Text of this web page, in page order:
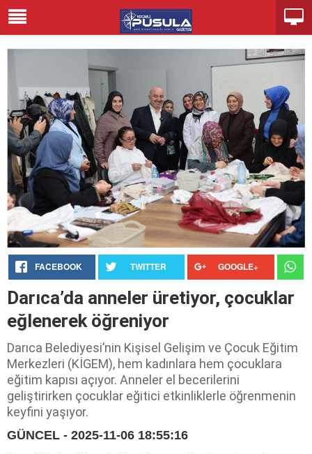
FACEBOOK TWITTER GOOGLE+
Darıca’da anneler üretiyor, çocuklar
eğlenerek öğreniyor
Darıca Belediyesi’nin Kişisel Gelişim ve Çocuk Eğitim
Merkezleri (KİGEM), hem kadınlara hem çocuklara
eğitim kapısı açıyor. Anneler el becerilerini
geliştirirken çocuklar eğitici etkinliklerle öğrenmenin
keyfini yaşıyor.
GÜNCEL - 2025-11-06 18:55:16